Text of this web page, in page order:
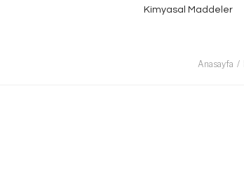
Kimyasal Maddeler
Anasayfa